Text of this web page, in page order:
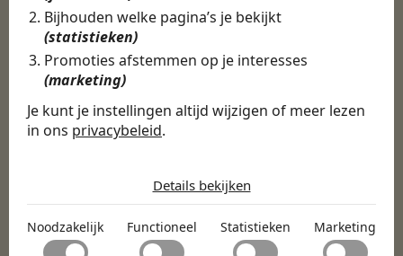
Bijhouden welke pagina’s je bekijkt
(statistieken)
Promoties afstemmen op je interesses
(marketing)
Je kunt je instellingen altijd wijzigen of meer lezen
in ons privacybeleid.
Noodzakelijk
Noodzakelijke cookies helpen een website bruikbaar te
maken door basisfuncties zoals paginanavigatie en
Functioneel
Details bekijken
Noodzakelijk Functioneel Statistieken Marketing
Ontdek meer dan 500+
werkgevers
Finance, HR & administratie ICT
Horeca & Retail
Marketing & Communicatie
Zorg & Welzijn